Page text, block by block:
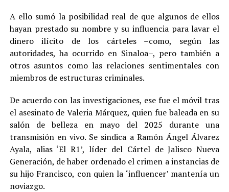
A ello sumó la posibilidad real de que algunos de ellos
hayan prestado su nombre y su influencia para lavar el
dinero ilícito de los cárteles –como, según las
autoridades, ha ocurrido en Sinaloa–, pero también a
otros asuntos como las relaciones sentimentales con
miembros de estructuras criminales.
De acuerdo con las investigaciones, ese fue el móvil tras
el asesinato de Valeria Márquez, quien fue baleada en su
salón de belleza en mayo del 2025 durante una
transmisión en vivo. Se sindica a Ramón Ángel Álvarez
Ayala, alias ‘El R1’, líder del Cártel de Jalisco Nueva
Generación, de haber ordenado el crimen a instancias de
su hijo Francisco, con quien la ‘influencer’ mantenía un
noviazgo.